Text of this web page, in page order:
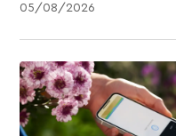
05 /08 /2026